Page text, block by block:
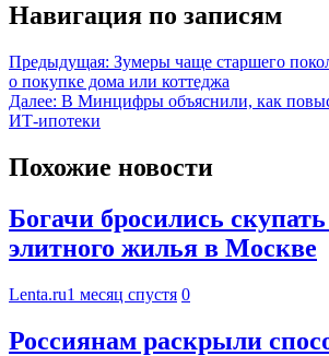
Навигация по записям
Предыдущая: Зумеры чаще старшего
о покупке дома или коттеджа
Далее: В Минцифры объяснили, как
ИТ-ипотеки
Похожие новости
Богачи бросились
элитного жилья в Москве
Lenta.ru1 месяц спустя 0
Россиянам раскрыли